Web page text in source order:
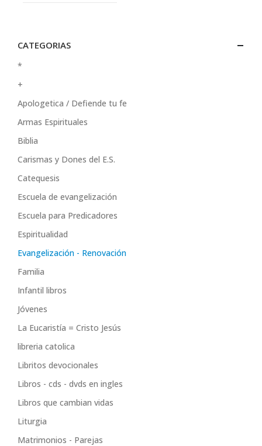
CATEGORIAS
*
+
Apologetica / Defiende tu fe
Armas Espirituales
Biblia
Carismas y Dones del E.S.
Catequesis
Escuela de evangelización
Escuela para Predicadores
Espiritualidad
Evangelización - Renovación
Familia
Infantil libros
Jóvenes
La Eucaristía = Cristo Jesús
libreria catolica
Libritos devocionales
Libros - cds - dvds en ingles
Libros que cambian vidas
Liturgia
Matrimonios - Parejas